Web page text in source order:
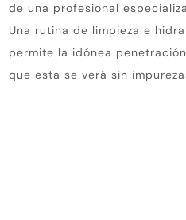
de una profesional
Una rutina de limpieza e
permite la idónea
que esta se verá sin